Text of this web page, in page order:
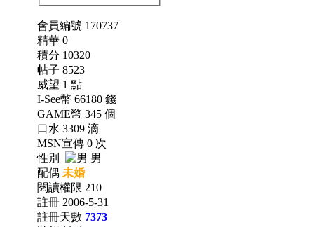
會員編號 170737
精華 0
積分 10320
帖子 8523
威望 1 點
I-See幣 66180 錢
GAME幣 345 個
口水 3309 滴
MSN宣傳 0 次
性別
男
配偶 未婚
閱讀權限 210
註冊 2006-5-31
註冊天數 7373